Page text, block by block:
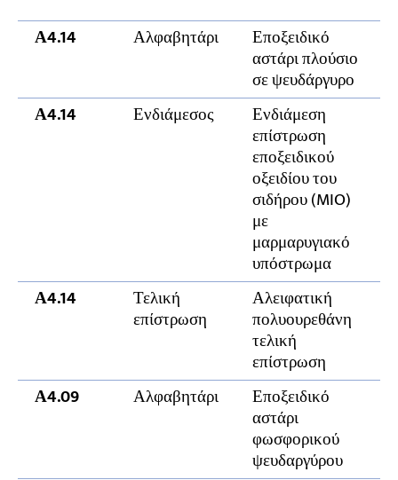
Α4.14
Αλφαβητάρι Εποξειδικό
αστάρι πλούσιο
σε ψευδάργυρο
Α4.14 Ενδιάμεσος Ενδιάμεση
επίστρωση
εποξειδικού
οξειδίου του
σιδήρου (MIO)
με
μαρμαρυγιακό
υπόστρωμα
Α4.14 Τελική
επίστρωση
Αλειφατική
πολυουρεθάνη
τελική
επίστρωση
Α4.09 Αλφαβητάρι Εποξειδικό
αστάρι
φωσφορικού
ψευδαργύρου